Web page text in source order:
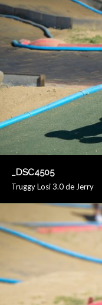
_DSC4505
Truggy Losi 3.0 de Jerry